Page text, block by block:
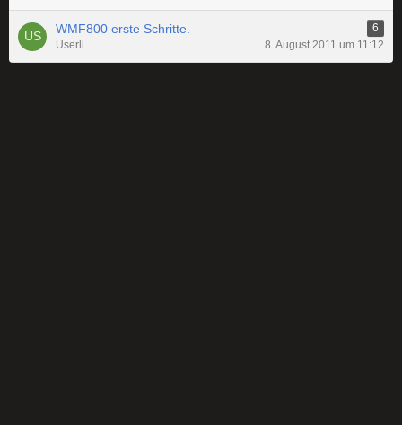
WMF800 erste Schritte.
6
Userli
8. August 2011 um 11:12